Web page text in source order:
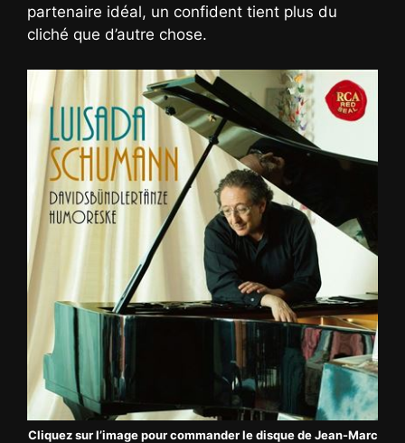
partenaire idéal, un confident tient plus du
cliché que d’autre chose.
Cliquez sur l’image pour commander le disque de Jean-Marc